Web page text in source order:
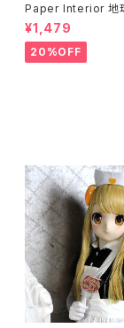
Paper Interior 地
h and moon
¥1,479
20%OFF